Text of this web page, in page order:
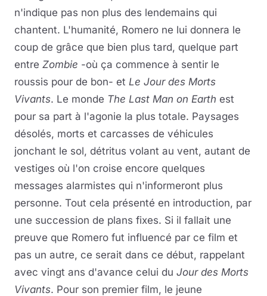
n'indique pas non plus des lendemains qui
chantent. L'humanité, Romero ne lui donnera le
coup de grâce que bien plus tard, quelque part
entre Zombie -où ça commence à sentir le
roussis pour de bon- et Le Jour des Morts
Vivants. Le monde The Last Man on Earth est
pour sa part à l'agonie la plus totale. Paysages
désolés, morts et carcasses de véhicules
jonchant le sol, détritus volant au vent, autant de
vestiges où l'on croise encore quelques
messages alarmistes qui n'informeront plus
personne. Tout cela présenté en introduction, par
une succession de plans fixes. Si il fallait une
preuve que Romero fut influencé par ce film et
pas un autre, ce serait dans ce début, rappelant
avec vingt ans d'avance celui du Jour des Morts
Vivants. Pour son premier film, le jeune